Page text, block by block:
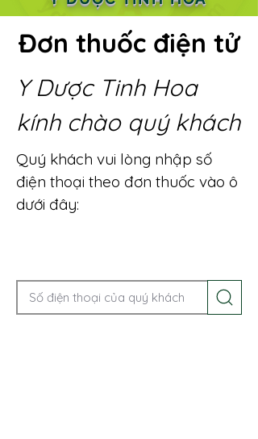
Đơn thuốc điện tử
Y Dược Tinh Hoa
kính chào quý khách
Quý khách vui lòng nhập số
điện thoại theo đơn thuốc vào ô
dưới đây: